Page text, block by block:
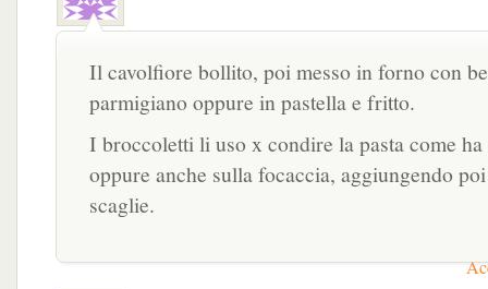
Il cavolfiore bollito, poi messo in forno con
parmigiano oppure in pastella e fritto.
I broccoletti li uso x condire la pasta come ha
oppure anche sulla focaccia, aggiungendo
scaglie.